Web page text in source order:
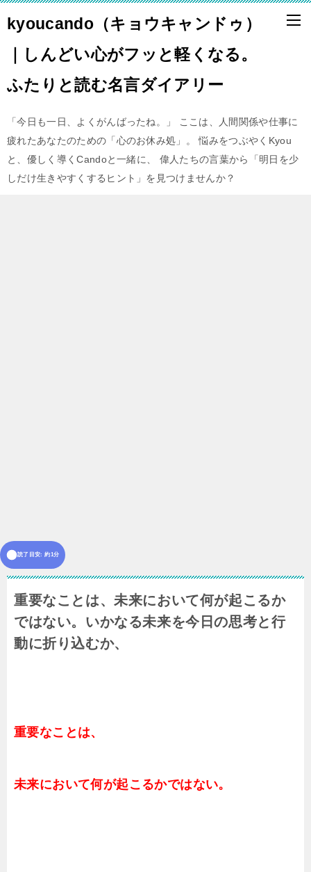
kyoucando（キョウキャンドゥ）
｜しんどい心がフッと軽くなる。
ふたりと読む名言ダイアリー
「今日も一日、よくがんばったね。」 ここは、人間関係や仕事に
疲れたあなたのための「心のお休み処」。 悩みをつぶやくKyou
と、優しく導くCandoと一緒に、 偉人たちの言葉から「明日を少
しだけ生きやすくするヒント」を見つけませんか？
読了目安: 約1分
重要なことは、未来において何が起こるか
ではない。いかなる未来を今日の思考と行
動に折り込むか、
重要なことは、
未来において何が起こるかではない。